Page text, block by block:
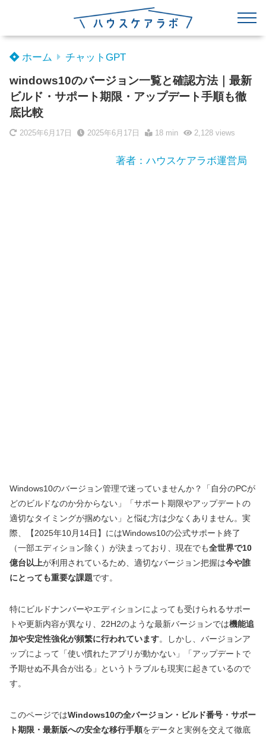
ホーム チャットGPT
windows10のバージョン一覧と確認方法｜最新
ビルド・サポート期限・アップデート手順も徹
底比較
2025年6月17日 2025年6月17日 18 min 2,128views
著者：ハウスケアラボ運営局
Windows10のバージョン管理で迷っていませんか？「自分のPCが
どのビルドなのか分からない」「サポート期限やアップデートの
適切なタイミングが掴めない」と悩む方は少なくありません。実
際、【2025年10月14日】にはWindows10の公式サポート終了
（一部エディション除く）が決まっており、現在でも全世界で10
億台以上が利用されているため、適切なバージョン把握は今や誰
にとっても重要な課題です。
特にビルドナンバーやエディションによっても受けられるサポー
トや更新内容が異なり、22H2のような最新バージョンでは機能追
加や安定性強化が頻繁に行われています。しかし、バージョンア
ップによって「使い慣れたアプリが動かない」「アップデートで
予期せぬ不具合が出る」というトラブルも現実に起きているので
す。
このページではWindows10の全バージョン・ビルド番号・サポー
ト期限・最新版への安全な移行手順をデータと実例を交えて徹底